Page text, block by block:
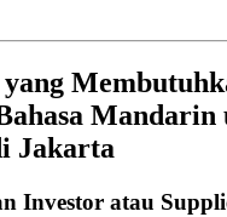
Mandarin
Jakarta
Investor atau